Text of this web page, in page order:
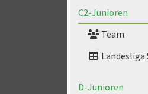
C2-Junioren
Team
Landesliga
D-Junioren